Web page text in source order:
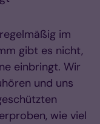
im
gibt es nicht,
einbringt. Wir
und uns
wie viel